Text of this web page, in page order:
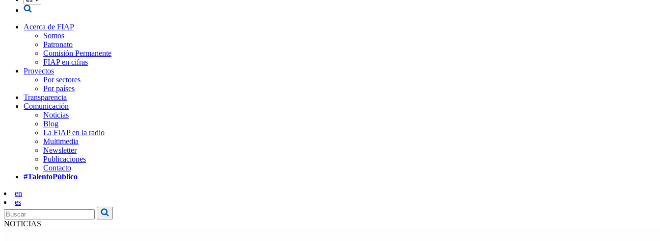
Acerca de FIAP
Somos
Patronato
Comisión Permanente
FIAP en cifras
Proyectos
Por sectores
Por países
Transparencia
Comunicación
Noticias
Blog
La FIAP en la radio
Multimedia
Newsletter
Publicaciones
Contacto
#TalentoPúblico
en
es
NOTICIAS